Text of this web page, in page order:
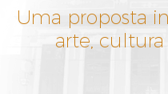
Uma proposta
arte,